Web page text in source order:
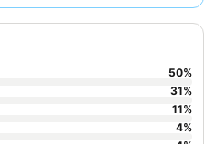
um buffet de pequeno-
vasta seleção num
uma experiência mais
solicitar um quarto
50%
31%
11%
4%